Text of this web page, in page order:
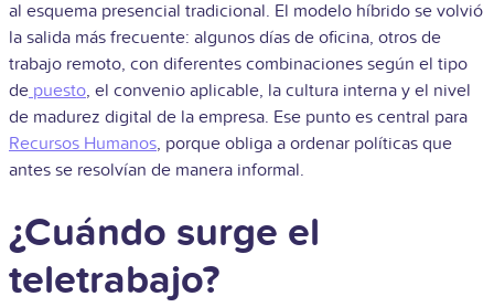
al esquema presencial tradicional. El modelo híbrido se volvió
la salida más frecuente: algunos días de oficina, otros de
trabajo remoto, con diferentes combinaciones según el tipo
de puesto, el convenio aplicable, la cultura interna y el nivel
de madurez digital de la empresa. Ese punto es central para
Recursos Humanos, porque obliga a ordenar políticas que
antes se resolvían de manera informal.
¿Cuándo surge el
teletrabajo?